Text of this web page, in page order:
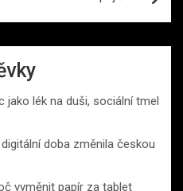
jako lék na duši, sociální tmel
doba změnila českou
vyměnit papír za tablet